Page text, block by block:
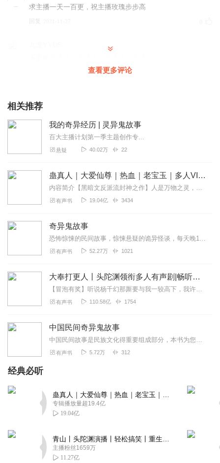
求主播一天一百更，祝主播玫瑰步步高
回复
！！！！！！！的气氛！！！！
2021-10-24
An_hibernation
2021-02-17
听友463926179
2023-11-24
查看更多评论
相关推荐
我的奇异经历 | 灵异鬼故事
百大主播计划第一季主题创作专...
悬疑 40.02万 22
蛊真人｜大爱仙尊｜热血｜老宝玉｜多人VIP免费有声剧
内容简介【黑暗文反派流封神之作】人是万物之灵，蛊是天地真精。一个穿越者不断重生的故事。一个养蛊、炼蛊、用蛊的奇特世界。配音组（男角色）老宝玉旁白...
有声书 19.04亿 3434
奇异鬼故事
恐怖惊悚的民间故事，惊悚悬疑的诡异怪谈，每天晚18点不见不散！
有声书 52.27万 1021
大奉打更人丨头陀渊领衔多人有声剧|畅听全集|王鹤棣、田曦薇主演影视剧原著|卖报小郎君
【冒泡有奖】听说杨千幻那厮要与我一较高下，我许七安要开始装叉了！快进入声音播放页戳下方输入框，冒个泡偷偷告诉我，我要用哪些诗词才能胜过他？说得好的，有赏！202...
有声书 110.58亿 1754
中国民间奇异鬼故事
中国民间故事是民族文化得重要组成部分，本书为您讲述历史上发生在深宅，古院，荒村的民间怪诞。
有声书 5.72万 312
经典必听
专辑播放量超19.4亿
19.04亿
主播粉丝1659万
11.27亿